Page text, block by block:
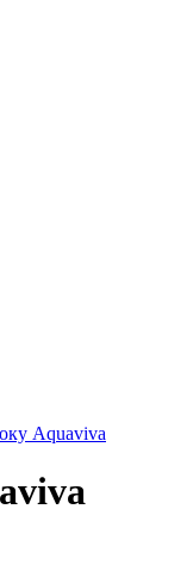
Aquaviva